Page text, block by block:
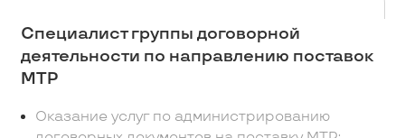
Специалист группы договорной
деятельности по направлению поставок
МТР
Оказание услуг по администрированию